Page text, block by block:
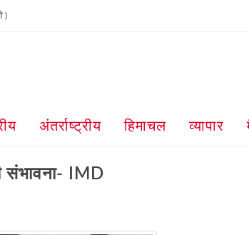
)
अंतर्राष्ट्रीय हिमाचल व्यापार
संभावना- IMD